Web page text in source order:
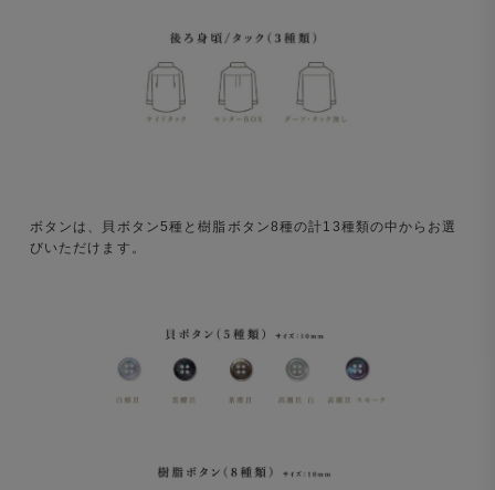
ボタンは、貝ボタン5種と樹脂ボタン8種の計13種類の中からお選
びいただけます。